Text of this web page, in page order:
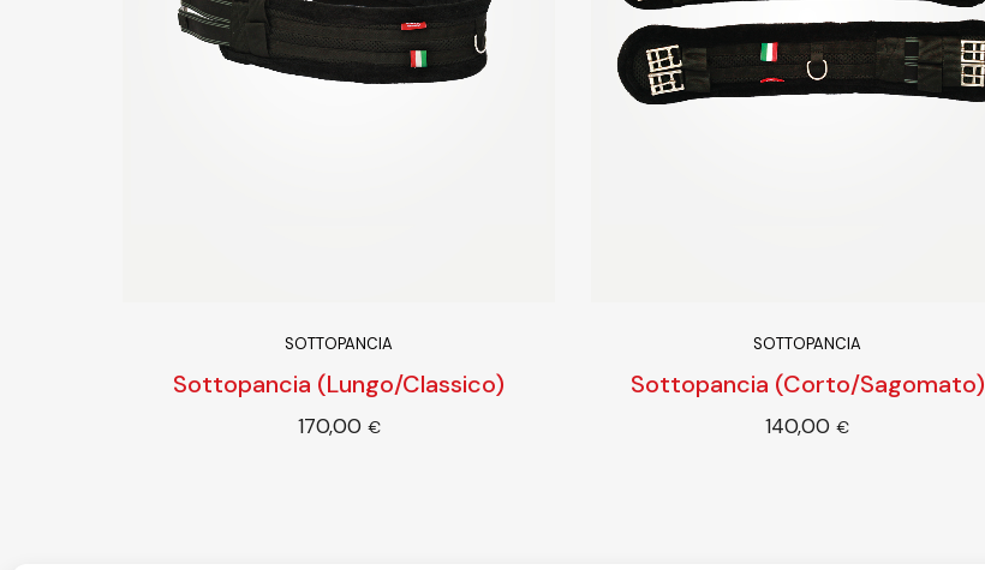
SOTTOPANCIA
Sottopancia (Lungo/Classico)
170,00 €
SOTTOPANCIA
Sottopancia (Corto/Sagomato)
140,00 €